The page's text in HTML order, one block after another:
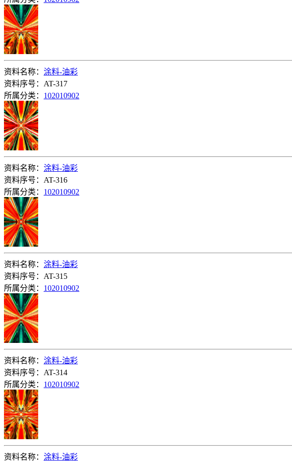
资料名称： 涂料-油彩
资料序号：AT-317
所属分类： 102010902
资料名称： 涂料-油彩
资料序号：AT-316
所属分类： 102010902
资料名称： 涂料-油彩
资料序号：AT-315
所属分类： 102010902
资料名称： 涂料-油彩
资料序号：AT-314
所属分类： 102010902
资料名称： 涂料-油彩